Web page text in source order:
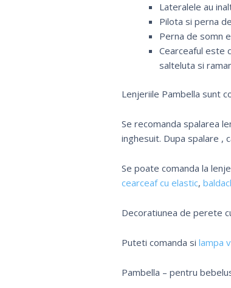
Lateralele au
Pilota si perna
Perna de somn
Cearceaful este
salteluta si
Lenjeriile Pambella sunt
Se recomanda spalarea
inghesuit. Dupa spalare ,
Se poate comanda la
cearceaf cu elastic,
Decoratiunea de perete
Puteti comanda si lampa
Pambella – pentru